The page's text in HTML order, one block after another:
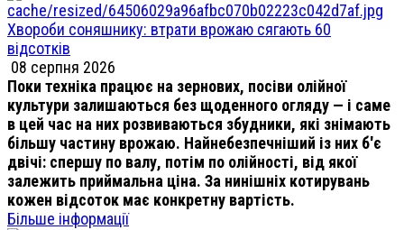
Хвороби соняшнику: втрати врожаю сягають 60
відсотків
08 серпня 2026
Поки техніка працює на зернових, посіви олійної
культури залишаються без щоденного огляду — і саме
в цей час на них розвиваються збудники, які знімають
більшу частину врожаю. Найнебезпечніший із них б'є
двічі: спершу по валу, потім по олійності, від якої
залежить приймальна ціна. За нинішніх котирувань
кожен відсоток має конкретну вартість.
Більше інформації